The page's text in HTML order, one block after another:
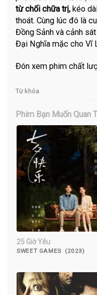
từ chối chữa trị, kéo
thoát. Cùng lúc đó là
Đồng Sảnh và cảnh
Đại Nghĩa mặc cho Vĩ
Đón xem phim chất
Từ khóa
Phim Bạn Muốn Quan
25 Giờ Yêu
SWEET GAMES (2023)